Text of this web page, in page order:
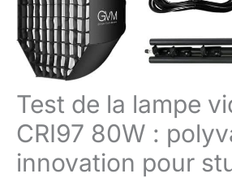
Test de la lampe
CRI97 80W :
innovation pour